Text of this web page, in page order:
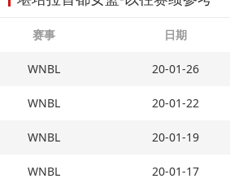
赛事 日期
WNBL 20-01-26
WNBL 20-01-22
WNBL 20-01-19
WNBL 20-01-17